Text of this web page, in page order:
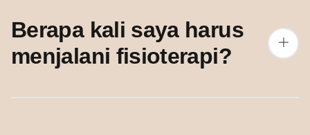
Berapa kali saya harus
menjalani fisioterapi?